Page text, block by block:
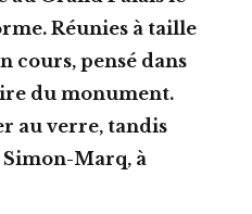
Réunies à taille
cours, pensé dans
du monument.
au verre, tandis
Marq, à